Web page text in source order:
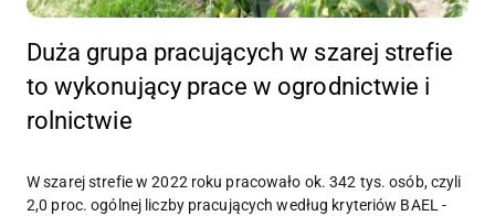
Duża grupa pracujących w szarej strefie
to wykonujący prace w ogrodnictwie i
rolnictwie
W szarej strefie w 2022 roku pracowało ok. 342 tys. osób, czyli
2,0 proc. ogólnej liczby pracujących według kryteriów BAEL -